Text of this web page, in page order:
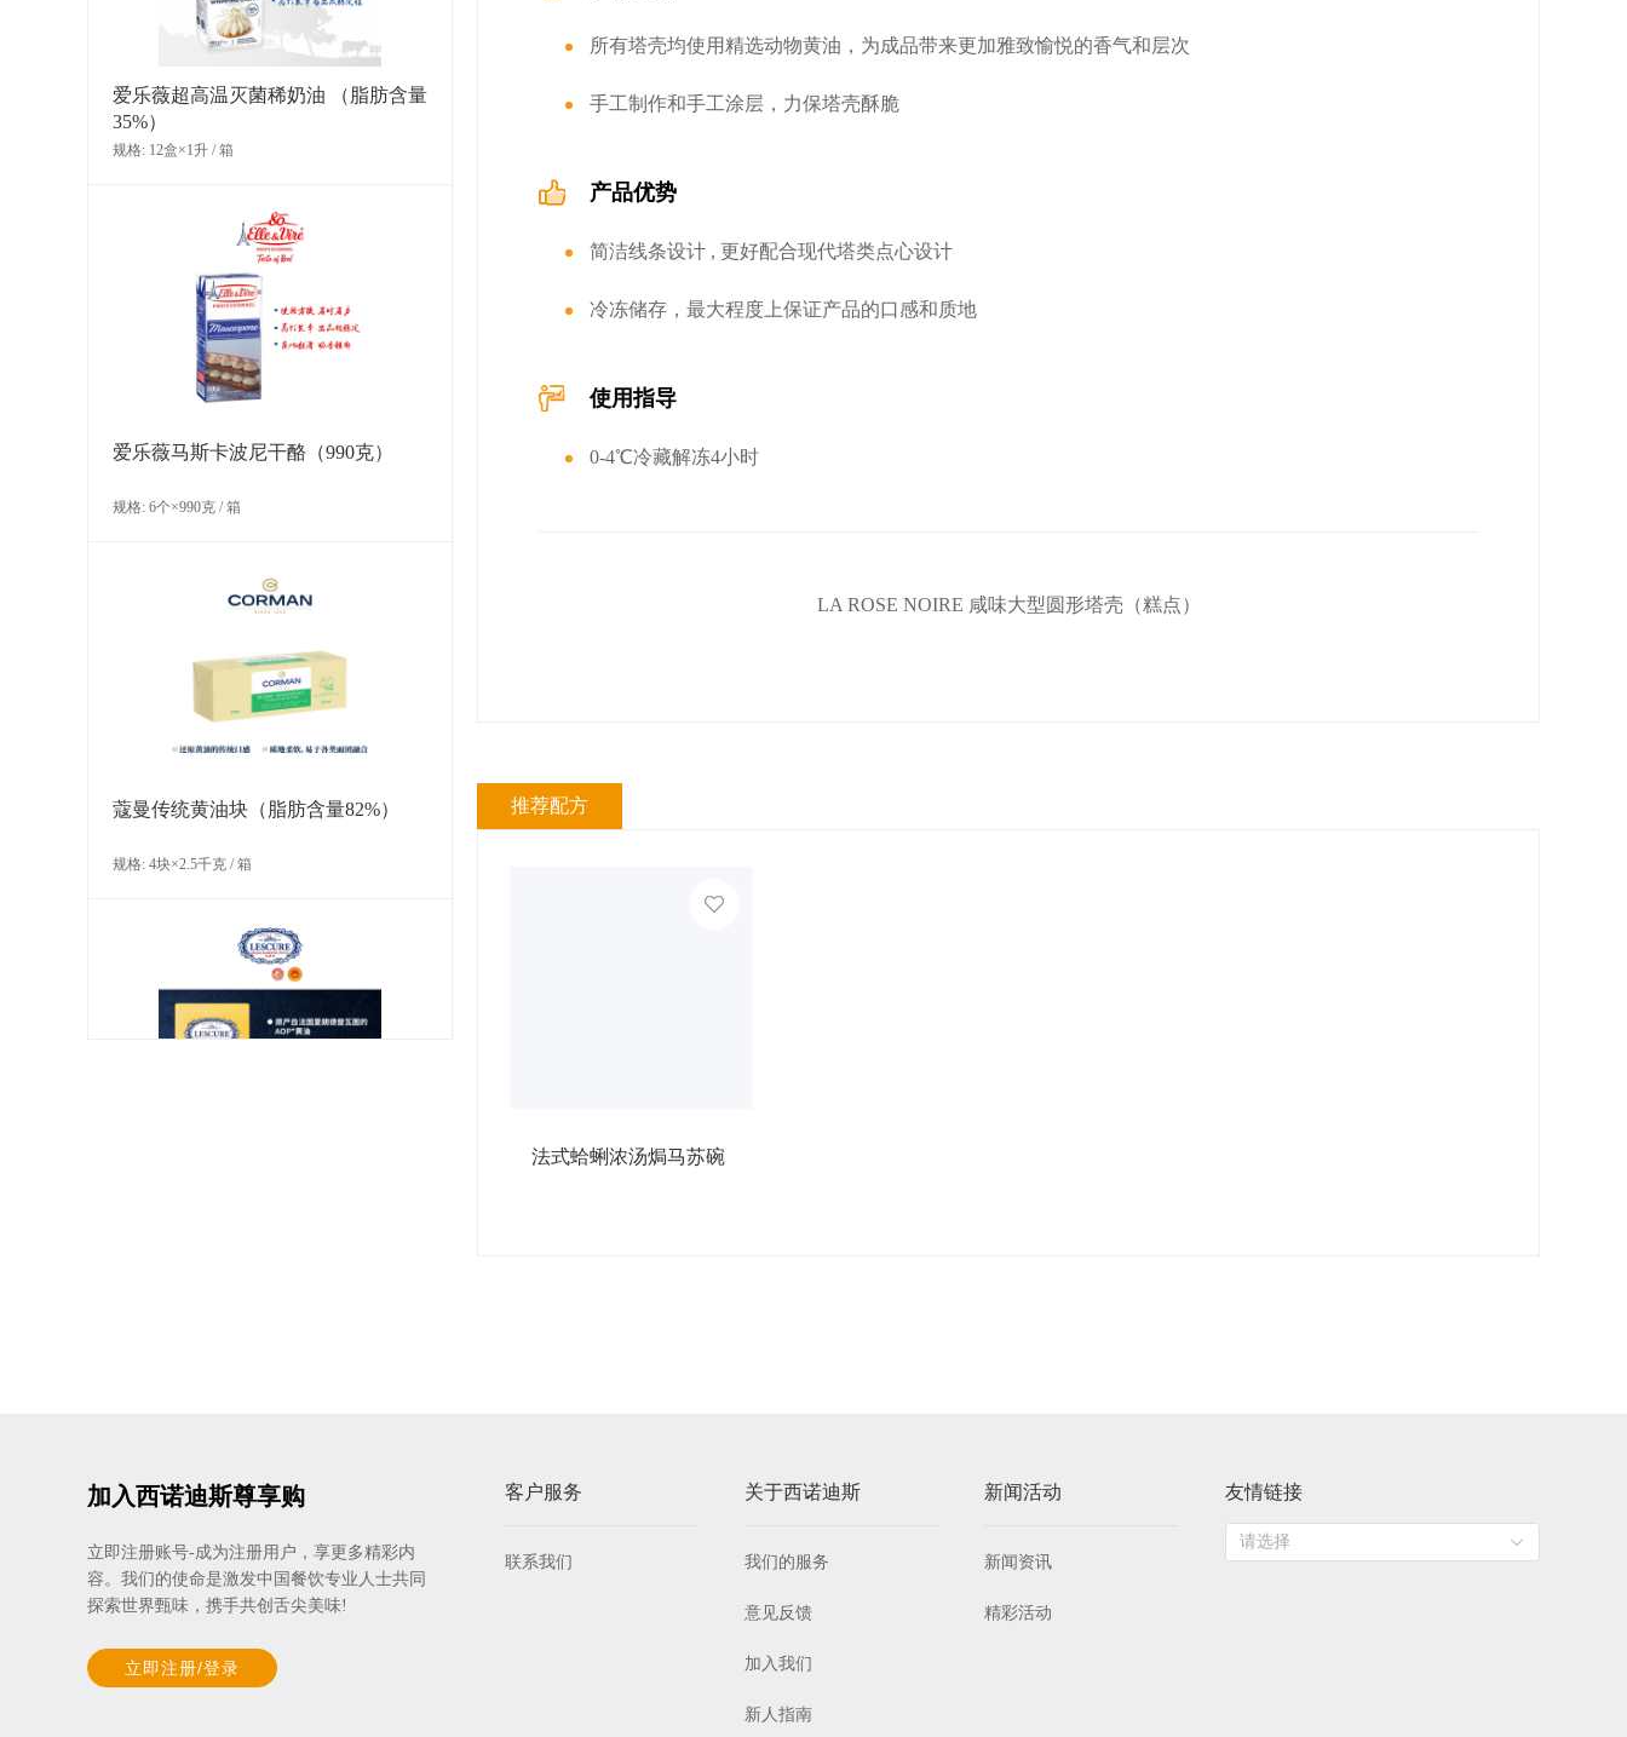
LA ROSE NOIRE迷你超薄花边塔壳
规格: 180个x3克 / 箱
LA ROSE NOIRE 中型圆形酥皮塔壳
LA ROSE NOIRE 巧克力味小型圆形
规格: 125个×11克 / 箱
LA ROSE NOIRE 咸味迷你圆形塔壳
爱乐薇超高温灭菌稀奶油 （脂肪含量
35%）
规格: 12盒×1升 / 箱
爱乐薇马斯卡波尼干酪（990克）
规格: 6个×990克 / 箱
蔻曼传统黄油块（脂肪含量82%）
规格: 4块×2.5千克 / 箱
含量36.5%）
规格: 6盒×1升 / 箱
所有塔壳均使用精选动物黄油，为成品带来更加雅致愉悦的香气和层次
手工制作和手工涂层，力保塔壳酥脆
产品优势
简洁线条设计 , 更好配合现代塔类点心设计
冷冻储存，最大程度上保证产品的口感和质地
使用指导
0-4℃冷藏解冻4小时
LA ROSE NOIRE 咸味大型圆形塔壳（糕点）
推荐配方
法式蛤蜊浓汤焗马苏碗
加入西诺迪斯尊享购
立即注册账号-成为注册用户，享更多精彩内
容。我们的使命是激发中国餐饮专业人士共同
探索世界甄味，携手共创舌尖美味!
立即注册/登录
客户服务
联系我们
关于西诺迪斯
我们的服务
意见反馈
加入我们
新人指南
新闻活动
新闻资讯
精彩活动
友情链接
请选择